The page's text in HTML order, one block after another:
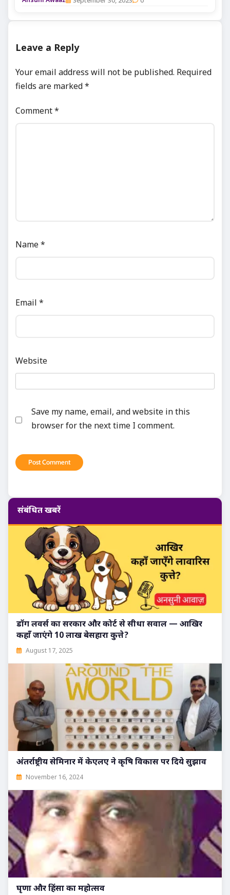
Leave a Reply
Your email address will not be published. Required
fields are marked*
Comment*
Name*
Email *
Website
Save my name, email, and website in this
browser for the next time I comment.
संबंधित खबरें
डॉग लवर्स का सरकार और कोर्ट से सीधा सवाल — आखिर
कहाँ जाएंगे 10 लाख बेसहारा कुत्ते?
August 17, 2025
अंतर्राष्ट्रीय सेमिनार में केएलए ने कृषि विकास पर दिये सुझाव
November 16, 2024
घृणा और हिंसा का महोत्सव